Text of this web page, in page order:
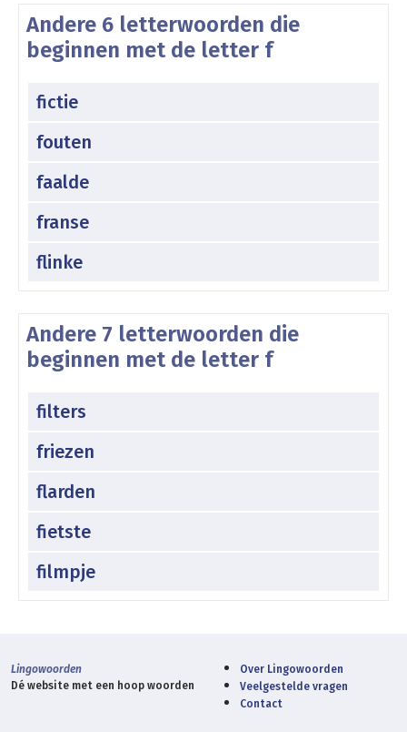
Andere 6 letterwoorden die
beginnen met de letter f
fictie
fouten
faalde
franse
flinke
Andere 7 letterwoorden die
beginnen met de letter f
filters
friezen
flarden
fietste
filmpje
Lingowoorden
Dé website met een hoop woorden
Over Lingowoorden
Veelgestelde vragen
Contact